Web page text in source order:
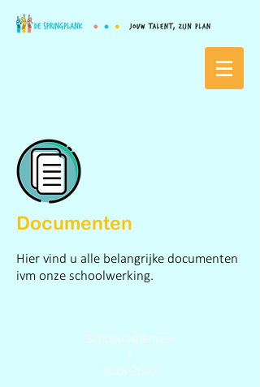
Documenten
Hier vind u alle belangrijke documenten
ivm onze schoolwerking.
Schoolreglemen
t
2026-2027